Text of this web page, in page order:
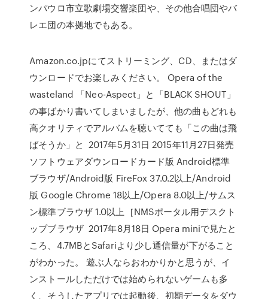
ンパウロ市立歌劇場交響楽団や、その他合唱団やバ
レエ団の本拠地でもある。
Amazon.co.jpにてストリーミング、CD、またはダ
ウンロードでお楽しみください。 Opera of the
wasteland 「Neo-Aspect」と「BLACK SHOUT」
の事ばかり書いてしまいましたが、他の曲もどれも
高クオリティでアルバムを聴いてても「この曲は飛
ばそうか」と 2017年5月31日 2015年11月27日発売
ソフトウェアダウンロードカード版 Android標準
ブラウザ/Android版 FireFox 37.0.2以上/Android
版 Google Chrome 18以上/Opera 8.0以上/サムス
ン標準ブラウザ 1.0以上［NMSポータル用デスクト
ップブラウザ 2017年8月18日 Opera miniで見たと
ころ、4.7MBとSafariより少し通信量が下がること
がわかった。 遊ぶ人ならおわかりかと思うが、イ
ンストールしただけでは始められないゲームも多
く、そうしたアプリでは起動後、初期データをダウ